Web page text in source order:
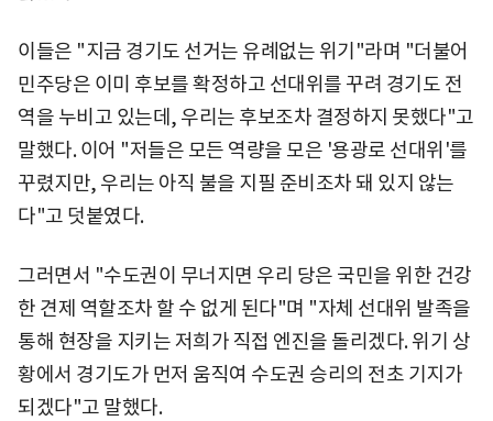
이들은 "지금 경기도 선거는 유례없는 위기"라며 "더불어
민주당은 이미 후보를 확정하고 선대위를 꾸려 경기도 전
역을 누비고 있는데, 우리는 후보조차 결정하지 못했다"고
말했다. 이어 "저들은 모든 역량을 모은 '용광로 선대위'를
꾸렸지만, 우리는 아직 불을 지필 준비조차 돼 있지 않는
다"고 덧붙였다.
그러면서 "수도권이 무너지면 우리 당은 국민을 위한 건강
한 견제 역할조차 할 수 없게 된다"며 "자체 선대위 발족을
통해 현장을 지키는 저희가 직접 엔진을 돌리겠다. 위기 상
황에서 경기도가 먼저 움직여 수도권 승리의 전초 기지가
되겠다"고 말했다.